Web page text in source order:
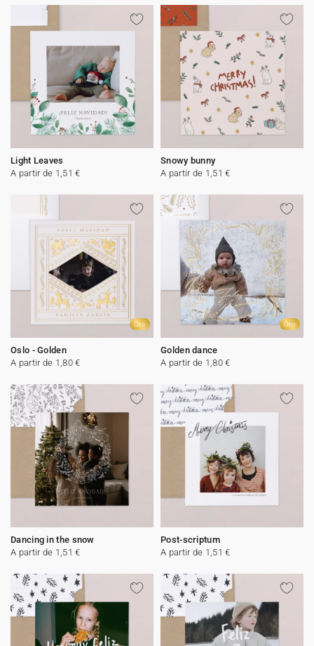
Light Leaves
A partir de 1,51 €
Snowy bunny
A partir de 1,51 €
Oro
Oslo - Golden
A partir de 1,80 €
Oro
Golden dance
A partir de 1,80 €
Dancing in the snow
A partir de 1,51 €
Post-scriptum
A partir de 1,51 €